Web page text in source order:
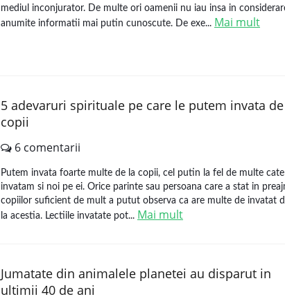
mediul inconjurator. De multe ori oamenii nu iau insa in
anumite informatii mai putin cunoscute. De exe... Mai mult
5 adevaruri spirituale pe care le putem invata
copii
6 comentarii
Putem invata foarte multe de la copii, cel putin la fel de multe
invatam si noi pe ei. Orice parinte sau persoana care a stat in
copiilor suficient de mult a putut observa ca are multe de invatat
la acestia. Lectiile invatate pot... Mai mult
Jumatate din animalele planetei au disparut in
ultimii 40 de ani